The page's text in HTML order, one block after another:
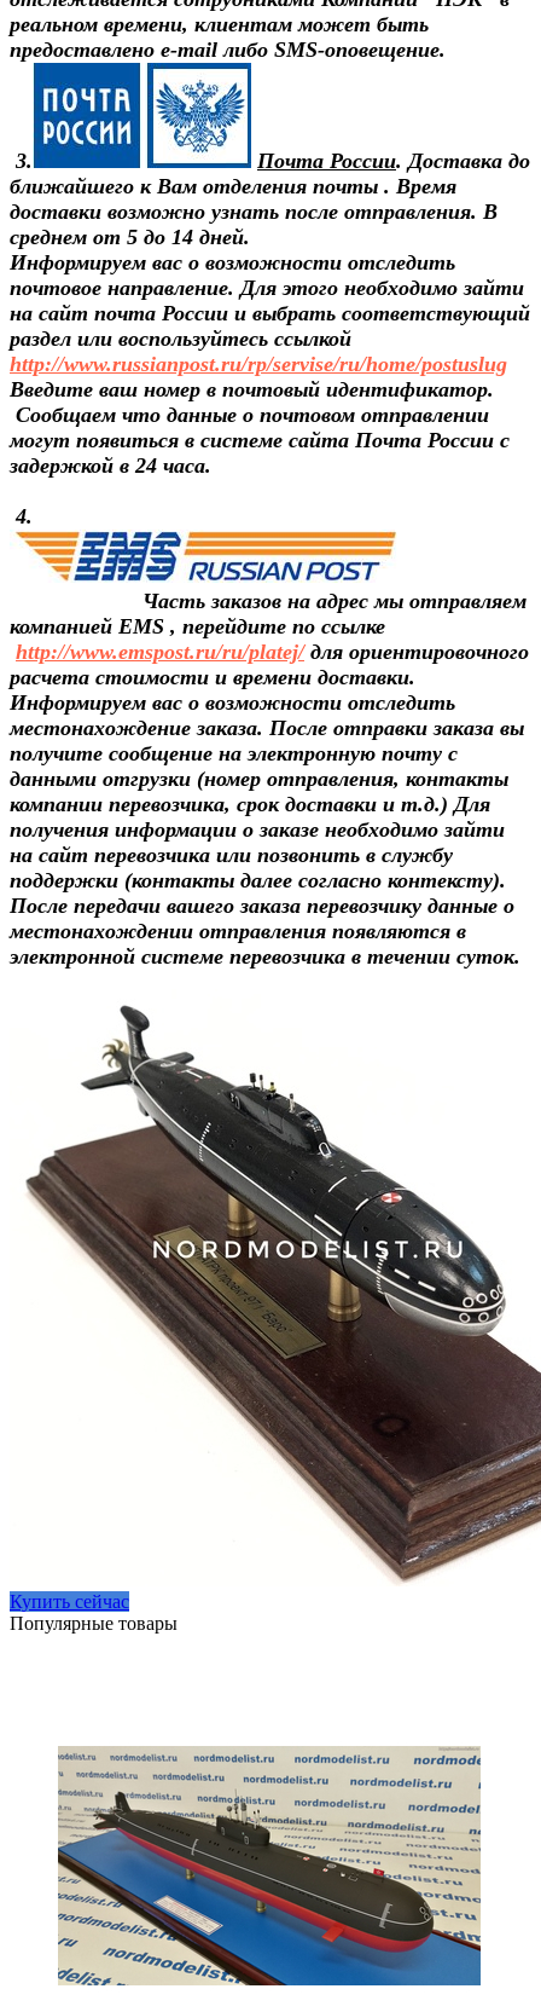
реальном времени, клиентам может быть
предоставлено e-mail либо SMS-оповещение.
3. Почта России. Доставка до
ближайшего к Вам отделения почты . Время
доставки возможно узнать после отправления. В
среднем от 5 до 14 дней.
Информируем вас о возможности отследить
почтовое направление. Для этого необходимо зайти
на сайт почта России и выбрать соответствующий
раздел или воспользуйтесь ссылкой
http://www.russianpost.ru/rp/servise/ru/home/postuslug
Введите ваш номер в почтовый идентификатор.
Сообщаем что данные о почтовом отправлении
могут появиться в системе сайта Почта России с
задержкой в 24 часа.
4.
Часть заказов на адрес мы отправляем
компанией EMS , перейдите по ссылке
http://www.emspost.ru/ru/platej/для ориентировочного
расчета стоимости и времени доставки.
Информируем вас о возможности отследить
местонахождение заказа. После отправки заказа вы
получите сообщение на электронную почту с
данными отгрузки (номер отправления, контакты
компании перевозчика, срок доставки и т.д.) Для
получения информации о заказе необходимо зайти
на сайт перевозчика или позвонить в службу
поддержки (контакты далее согласно контексту).
После передачи вашего заказа перевозчику данные о
местонахождении отправления появляются в
электронной системе перевозчика в течении суток.
Купить сейчас
Популярные товары